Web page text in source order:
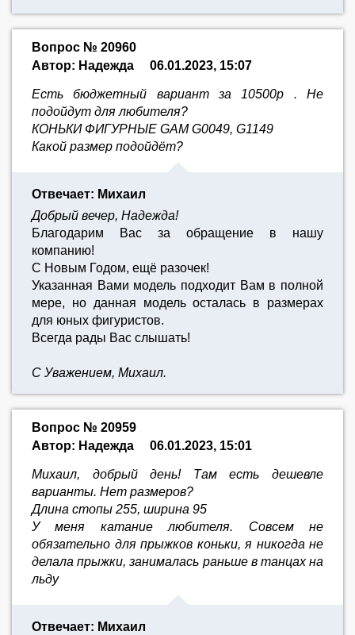
Вопрос № 20960
Автор: Надежда
06.01.2023, 15:07
Есть бюджетный вариант за 10500р . Не
подойдут для любителя?
КОНЬКИ ФИГУРНЫЕ GAM G0049, G1149
Какой размер подойдёт?
Отвечает: Михаил
Добрый вечер, Надежда!
Благодарим Вас за обращение в нашу
компанию!
С Новым Годом, ещё разочек!
Указанная Вами модель подходит Вам в полной
мере, но данная модель осталась в размерах
для юных фигуристов.
Всегда рады Вас слышать!
С Уважением, Михаил.
Вопрос № 20959
Автор: Надежда
06.01.2023, 15:01
Михаил, добрый день! Там есть дешевле
варианты. Нет размеров?
Длина стопы 255, ширина 95
У меня катание любителя. Совсем не
обязательно для прыжков коньки, я никогда не
делала прыжки, занималась раньше в танцах на
льду
Отвечает: Михаил